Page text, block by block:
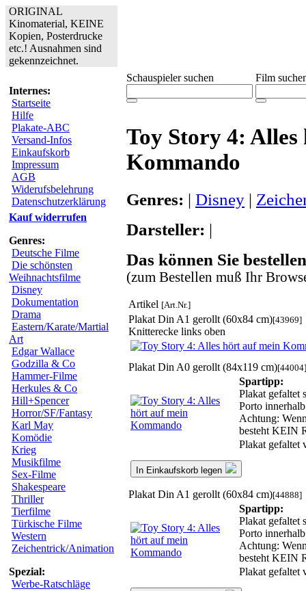
ORIGINAL
Kinomaterial, KEINE
Kopien, Posterdrucke
etc.! Ausnahmen sind
gekennzeichnet.
Internes:
Startseite
Hilfe
Plakate-ABC
Versand-Infos
Einkaufskorb
Impressum
AGB
Widerufsbelehrung
Datenschutzerklärung
Kauf widerrufen
Genres:
Deutsche Filme
Die schönsten
Weihnachtsfilme
Disney
Dokumentation
Drama
Eastern/Karate/Martial
Art
Edgar Wallace
Godzilla & Co
Hammer-Filme
Herkules & Co
Hill+Spencer
Horror/SF/Fantasy
Karl May
Komödie
Krieg
Musikfilme
Sex-Filme
Shakespeare
Thriller
Tierfilme
Türkische Filme
Western
Zeichentrick/Animation
Spezial:
Werbe-Ratschläge
Schauspieler suchen Film
Toy Story 4:
Kommando
Genres: | Disney |
Darsteller: |
Das können Sie
(zum Bestellen muß Ihr
Artikel [Art.Nr.]
Plakat Din A1 gerollt (60x84 cm)[43969]
Knitterecke links oben
Plakat Din A0 gerollt (84x119 cm)[44004]
Spartipp:
Plakat gefaltet
Porto
Achtung:
besteht KEIN
Plakat gefaltet
In Einkaufskorb legen
Plakat Din A1 gerollt (60x84 cm)[44888]
Spartipp:
Plakat gefaltet
Porto
Achtung:
besteht KEIN
Plakat gefaltet